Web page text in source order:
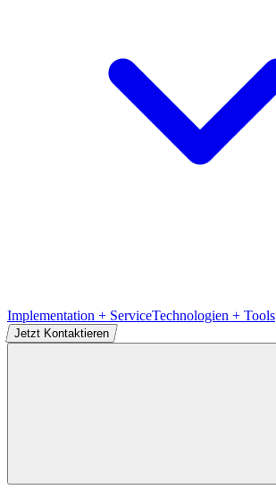
Implementation + ServiceTechnologien + Tools
Jetzt Kontaktieren